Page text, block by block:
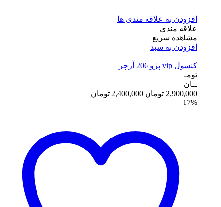
افزودن به علاقه مندی ها
علاقه مندی
مشاهده سریع
افزودن به سبد
کنسول vip پژو 206 آرچر
تومـ
ــان
2,900,000 تومان قیمت
2,400,000 تومان
17%